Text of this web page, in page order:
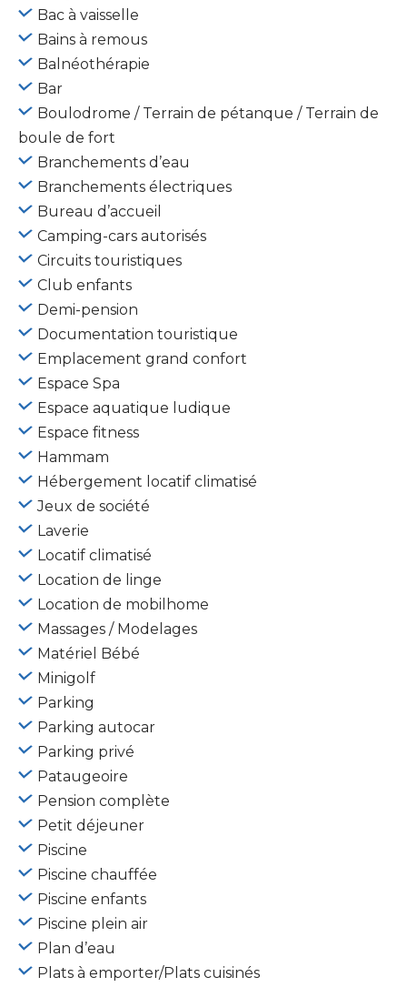
Bac à vaisselle
Bains à remous
Balnéothérapie
Bar
Boulodrome / Terrain de pétanque / Terrain de
boule de fort
Branchements d’eau
Branchements électriques
Bureau d’accueil
Camping-cars autorisés
Circuits touristiques
Club enfants
Demi-pension
Documentation touristique
Emplacement grand confort
Espace Spa
Espace aquatique ludique
Espace fitness
Hammam
Hébergement locatif climatisé
Jeux de société
Laverie
Locatif climatisé
Location de linge
Location de mobilhome
Massages / Modelages
Matériel Bébé
Minigolf
Parking
Parking autocar
Parking privé
Pataugeoire
Pension complète
Petit déjeuner
Piscine
Piscine chauffée
Piscine enfants
Piscine plein air
Plan d’eau
Plats à emporter/Plats cuisinés